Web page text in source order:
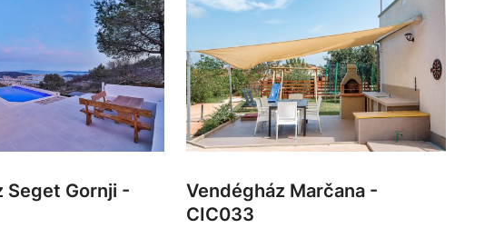
Seget Gornji -
Vendégház Marčana -
CIC033